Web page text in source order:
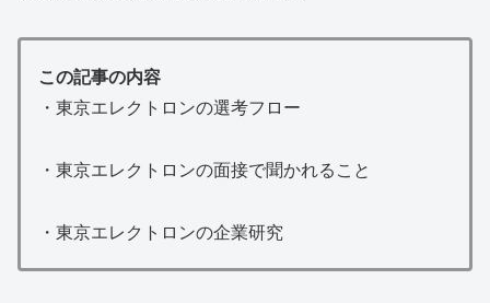
この記事の内容
・東京エレクトロンの選考フロー
・東京エレクトロンの面接で聞かれること
・東京エレクトロンの企業研究